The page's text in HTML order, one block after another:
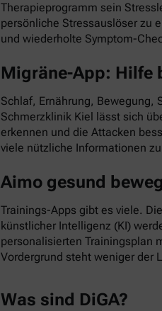
Therapieprogramm sein
persönliche Stressauslöser zu
und wiederholte Symptom-
Migräne-App: Hilfe
Schlaf, Ernährung,
Schmerzklinik Kiel lässt sich
erkennen und die Attacken
viele nützliche Informationen
Aimo gesund
Trainings-Apps gibt es viele.
künstlicher Intelligenz (KI)
personalisierten Trainingsplan
Vordergrund steht weniger der
Was sind DiGA?